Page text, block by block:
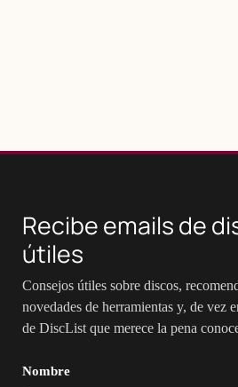
Recibe emails de
útiles
Consejos útiles sobre discos,
novedades de herramientas y, de vez
de DiscList que merece la pena
Nombre